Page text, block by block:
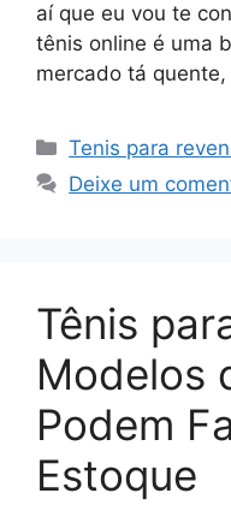
aí que eu vou te
tênis online é uma
mercado tá
Categorias
Tenis para
Deixe um
Tênis
Modelos
Podem
Estoque